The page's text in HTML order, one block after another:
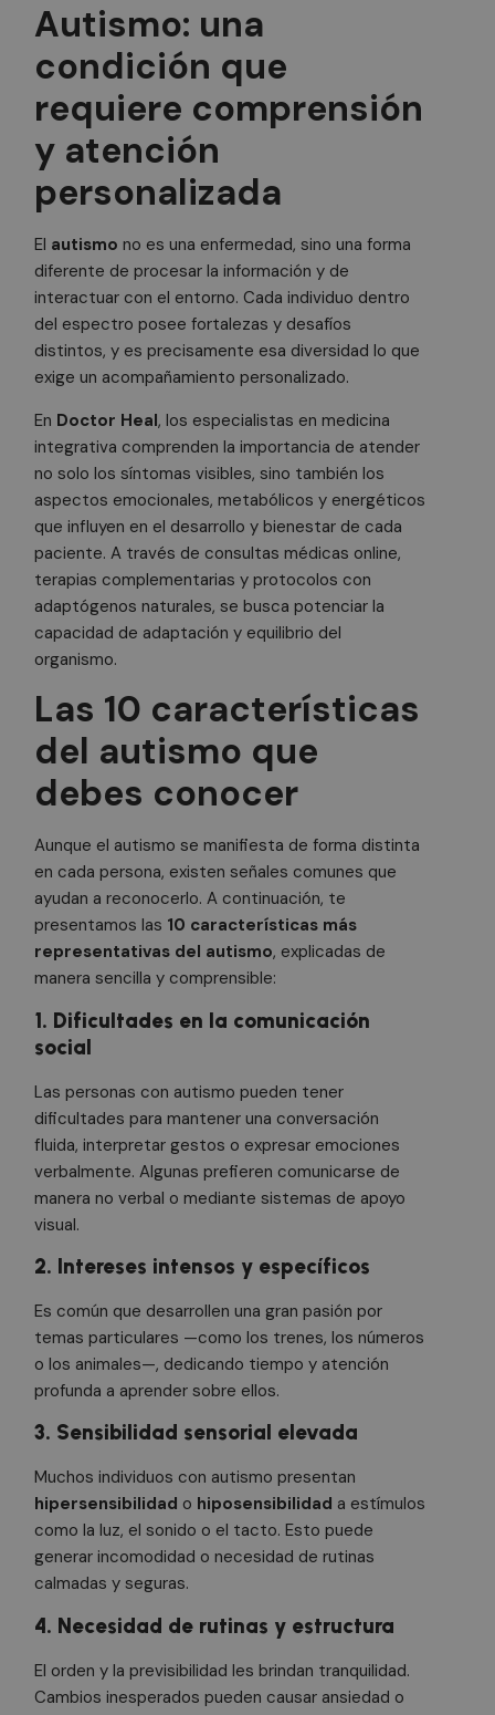
Autismo: una
condición que
requiere comprensión
y atención
personalizada
El autismo no es una enfermedad, sino una forma
diferente de procesar la información y de
interactuar con el entorno. Cada individuo dentro
del espectro posee fortalezas y desafíos
distintos, y es precisamente esa diversidad lo que
exige un acompañamiento personalizado.
En Doctor Heal, los especialistas en medicina
integrativa comprenden la importancia de atender
no solo los síntomas visibles, sino también los
aspectos emocionales, metabólicos y energéticos
que influyen en el desarrollo y bienestar de cada
paciente. A través de consultas médicas online,
terapias complementarias y protocolos con
adaptógenos naturales, se busca potenciar la
capacidad de adaptación y equilibrio del
organismo.
Las 10 características
del autismo que
debes conocer
Aunque el autismo se manifiesta de forma distinta
en cada persona, existen señales comunes que
ayudan a reconocerlo. A continuación, te
presentamos las 10 características más
representativas del autismo, explicadas de
manera sencilla y comprensible:
1. Dificultades en la comunicación
social
Las personas con autismo pueden tener
dificultades para mantener una conversación
fluida, interpretar gestos o expresar emociones
verbalmente. Algunas prefieren comunicarse de
manera no verbal o mediante sistemas de apoyo
visual.
2. Intereses intensos y específicos
Es común que desarrollen una gran pasión por
temas particulares —como los trenes, los números
o los animales—, dedicando tiempo y atención
profunda a aprender sobre ellos.
3. Sensibilidad sensorial elevada
Muchos individuos con autismo presentan
hipersensibilidad o hiposensibilidad a estímulos
como la luz, el sonido o el tacto. Esto puede
generar incomodidad o necesidad de rutinas
calmadas y seguras.
4. Necesidad de rutinas y estructura
El orden y la previsibilidad les brindan tranquilidad.
Cambios inesperados pueden causar ansiedad o